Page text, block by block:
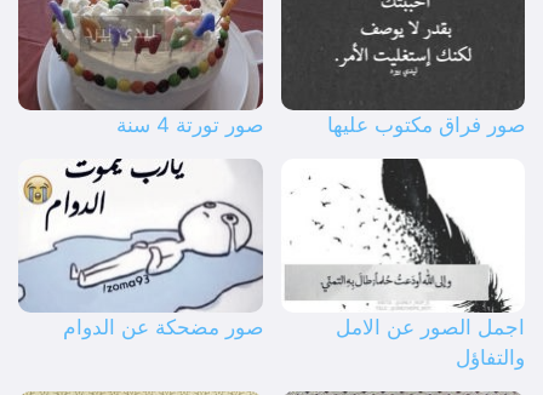
صور فراق مكتوب عليها صور تورتة 4 سنة
اجمل الصور عن الامل
والتفاؤل
صور مضحكة عن الدوام